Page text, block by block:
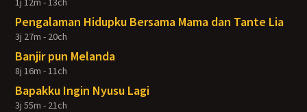
Pengalaman Hidupku Bersama Mama dan Tante Lia
3j 27m - 20ch
Banjir pun Melanda
8j 16m - 11ch
Bapakku Ingin Nyusu Lagi
3j 55m - 21ch